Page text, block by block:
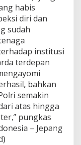
habis
diri dan
sudah
institusi
terdepan
bahkan
semakin
atas hingga
pungkas
– Jepang